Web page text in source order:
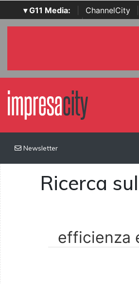
▾ G11 Media: ChannelCity
SecurityOpenLab | Italian
Newsletter
Ricerca